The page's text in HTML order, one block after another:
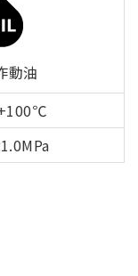
動油